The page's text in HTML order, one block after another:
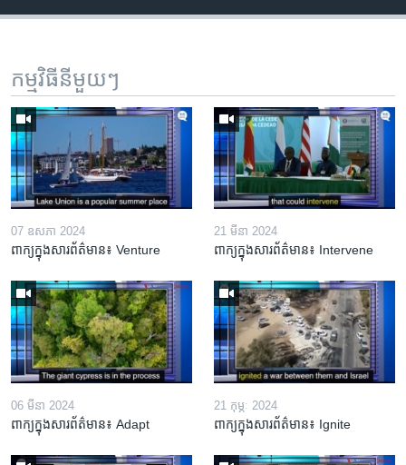
កម្មវិធី​នីមួយៗ
07 ឧសភា 2024
ពាក្យក្នុងសារព័ត៌មាន៖ Venture
21 មីនា 2024
ពាក្យក្នុងសារព័ត៌មាន៖ Intervene
06 មីនា 2024
ពាក្យក្នុងសារព័ត៌មាន៖ Adapt
21 កុម្ភៈ 2024
ពាក្យក្នុងសារព័ត៌មាន៖ Ignite